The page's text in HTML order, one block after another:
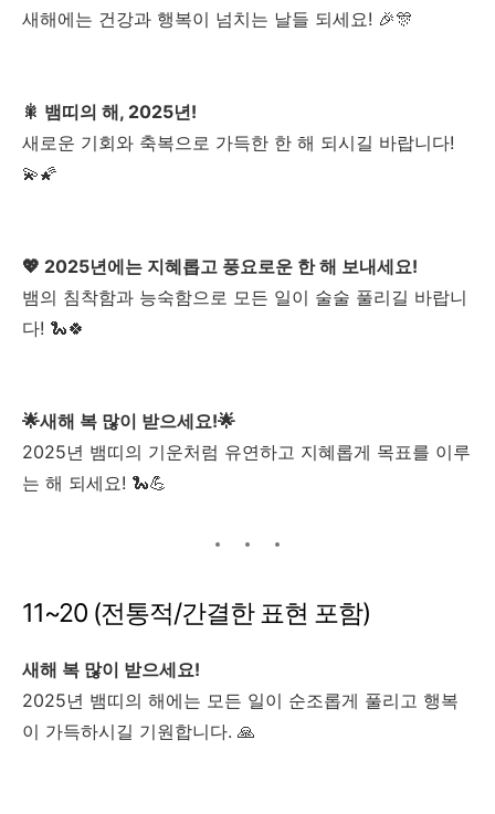
새해에는 건강과 행복이 넘치는 날들 되세요! 🎉🎊
🎇 뱀띠의 해, 2025년!
새로운 기회와 축복으로 가득한 한 해 되시길 바랍니다!
💫🌠
💖 2025년에는 지혜롭고 풍요로운 한 해 보내세요!
뱀의 침착함과 능숙함으로 모든 일이 술술 풀리길 바랍니
다! 🐍🍀
🌟새해 복 많이 받으세요!🌟
2025년 뱀띠의 기운처럼 유연하고 지혜롭게 목표를 이루
는 해 되세요! 🐍💪
11~20 (전통적/간결한 표현 포함)
새해 복 많이 받으세요!
2025년 뱀띠의 해에는 모든 일이 순조롭게 풀리고 행복
이 가득하시길 기원합니다. 🙏